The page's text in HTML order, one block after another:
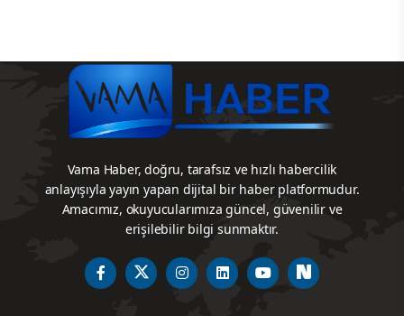
Vama Haber, doğru, tarafsız ve hızlı habercilik
anlayışıyla yayın yapan dijital bir haber platformudur.
Amacımız, okuyucularımıza güncel, güvenilir ve
erişilebilir bilgi sunmaktır.